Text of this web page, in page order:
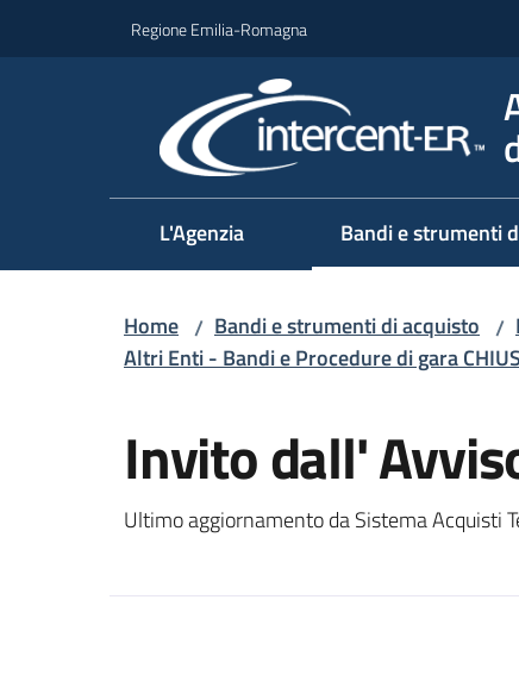
Regione Emilia-Romagna
L'Agenzia Bandi e strumenti
Home / Bandi e strumenti di acquisto /
Altri Enti - Bandi e Procedure di gara
Invito dall'
Ultimo aggiornamento da Sistema Acquisti